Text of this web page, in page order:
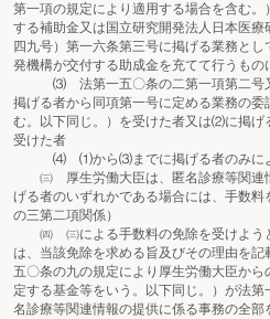
第一項の規定により適用する場合を含む
する補助金又は国立研究開発法人日本医
四九号）第一六条第三号に掲げる業務と
発機構が交付する助成金を充てて行うもの
⑶ 法第一五〇条の二第一項第二号又
掲げる者から同項第一号に定める業務の
む。以下同じ。）を受けた者又は⑵に掲
受けた者
⑷ ⑴から⑶までに掲げる者のみによ
㈢ 厚生労働大臣は、匿名診療等関連
げる者のいずれかである場合には、手数
の三第二項関係）
㈣ ㈢による手数料の免除を受けよう
は、当該免除を求める旨及びその理由を
五〇条の九の規定により厚生労働大臣か
定する基金等をいう。以下同じ。）が法
名診療等関連情報の提供に係る事務の全